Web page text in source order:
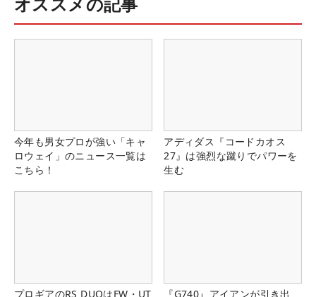
今年も男女プロが強い「キャ
ロウェイ」のニュース一覧は
こちら！
アディダス『コードカオス
27』は強烈な蹴りでパワーを
生む
プロギアのRS DUOはFW・UT
『G740』アイアンが引き出